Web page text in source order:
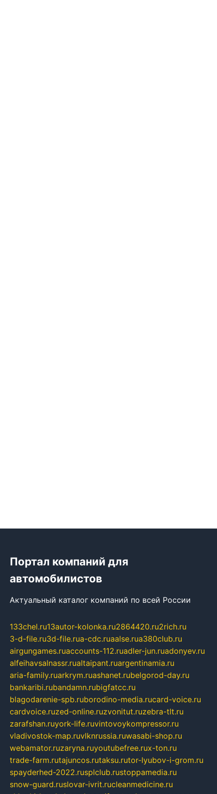
Портал компаний для
автомобилистов
Актуальный каталог компаний по всей России
133chel.ru13autor-kolonka.ru2864420.ru2rich.ru
3-d-file.ru3d-file.rua-cdc.ruaalse.rua380club.ru
airgungames.ruaccounts-112.ruadler-jun.ruadonyev.ru
alfeihavsalnassr.rualtaipant.ruargentinamia.ru
aria-family.ruarkrym.ruashanet.rubelgorod-day.ru
bankaribi.rubandamn.rubigfatcc.ru
blagodarenie-spb.ruborodino-media.rucard-voice.ru
cardvoice.ruzed-online.ruzvonitut.ruzebra-tlt.ru
zarafshan.ruyork-life.ruvintovoykompressor.ru
vladivostok-map.ruvlknrussia.ruwasabi-shop.ru
webamator.ruzaryna.ruyoutubefree.rux-ton.ru
trade-farm.rutajuncos.rutaksu.rutor-lyubov-i-grom.ru
spayderhed-2022.rusplclub.rustoppamedia.ru
snow-guard.ruslovar-ivrit.rucleanmedicine.ru